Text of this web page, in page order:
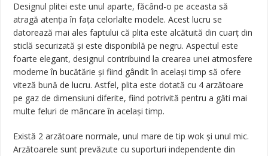
Designul plitei este unul aparte, făcând-o pe aceasta să
atragă atenția în fața celorlalte modele. Acest lucru se
datorează mai ales faptului că plita este alcătuită din cuarț din
sticlă securizată și este disponibilă pe negru. Aspectul este
foarte elegant, designul contribuind la crearea unei atmosfere
moderne în bucătărie și fiind gândit în același timp să ofere
viteză bună de lucru. Astfel, plita este dotată cu 4 arzătoare
pe gaz de dimensiuni diferite, fiind potrivită pentru a găti mai
multe feluri de mâncare în același timp.
Există 2 arzătoare normale, unul mare de tip wok și unul mic.
Arzătoarele sunt prevăzute cu suporturi independente din